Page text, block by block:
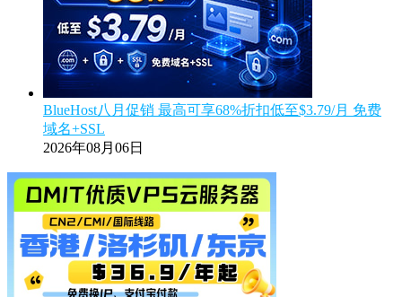
BlueHost八月促销 最高可享68%折扣低至$3.79/月 免费
域名+SSL
2026年08月06日